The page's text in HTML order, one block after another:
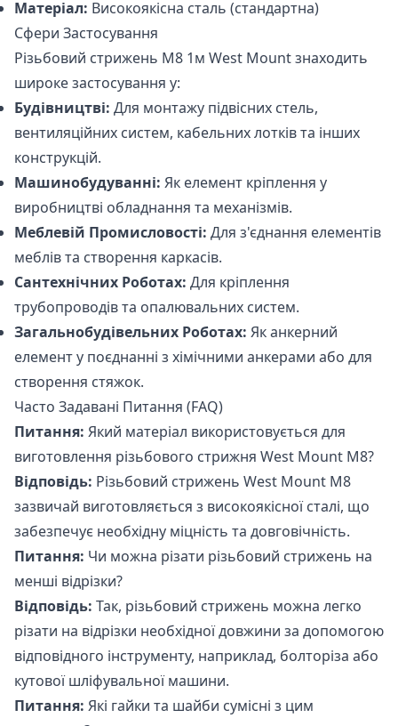
Матеріал: Високоякісна сталь (стандартна)
Сфери Застосування
Різьбовий стрижень М8 1м West Mount знаходить
широке застосування у:
Будівництві: Для монтажу підвісних стель,
вентиляційних систем, кабельних лотків та інших
конструкцій.
Машинобудуванні: Як елемент кріплення у
виробництві обладнання та механізмів.
Меблевій Промисловості: Для з'єднання елементів
меблів та створення каркасів.
Сантехнічних Роботах: Для кріплення
трубопроводів та опалювальних систем.
Загальнобудівельних Роботах: Як анкерний
елемент у поєднанні з хімічними анкерами або для
створення стяжок.
Часто Задавані Питання (FAQ)
Питання: Який матеріал використовується для
виготовлення різьбового стрижня West Mount М8?
Відповідь: Різьбовий стрижень West Mount М8
зазвичай виготовляється з високоякісної сталі, що
забезпечує необхідну міцність та довговічність.
Питання: Чи можна різати різьбовий стрижень на
менші відрізки?
Відповідь: Так, різьбовий стрижень можна легко
різати на відрізки необхідної довжини за допомогою
відповідного інструменту, наприклад, болторіза або
кутової шліфувальної машини.
Питання: Які гайки та шайби сумісні з цим